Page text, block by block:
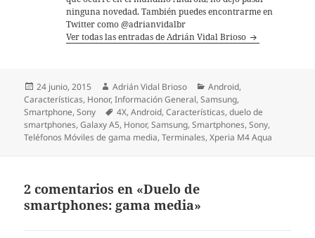
ninguna novedad. También puedes encontrarme en
Twitter como @adrianvidalbr
Ver todas las entradas de Adrián Vidal Brioso
Publicado
el
24 junio, 2015 Autor
Adrián Vidal Brioso Categorías
Android,
Características, Honor,Información General,Samsung,
Smartphone,Sony Etiquetas
4X,Android,Características,duelo de
smartphones,Galaxy A5, Honor,Samsung,Smartphones,Sony,
Teléfonos Móviles de gama media,Terminales,Xperia M4 Aqua
2 comentarios en «Duelo de
smartphones: gama media»